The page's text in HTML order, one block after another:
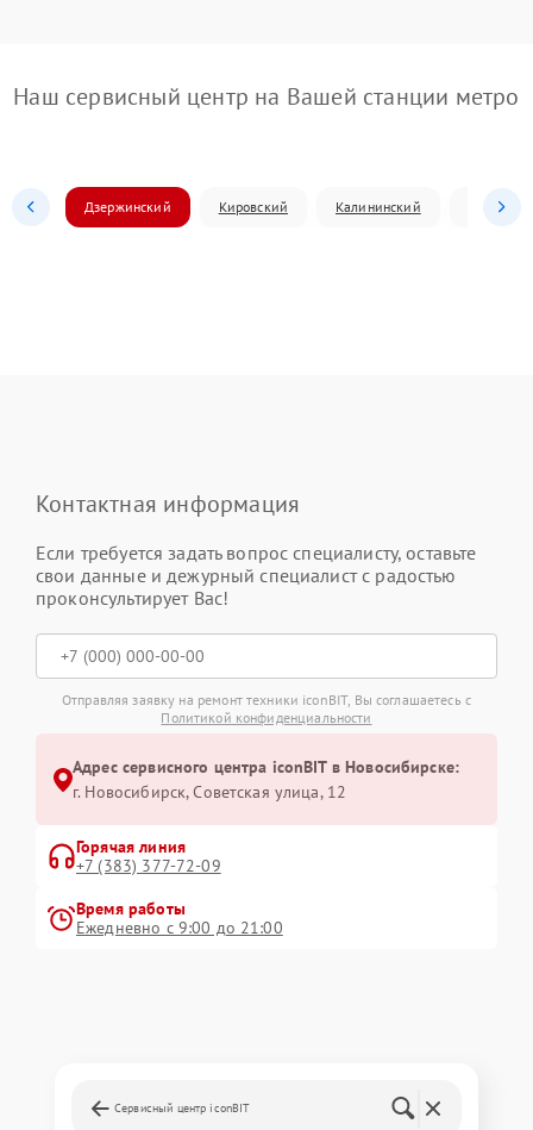
Наш сервисный центр на Вашей станции метро
Дзержинский Кировский Калининский
Контактная информация
Если требуется задать вопрос специалисту, оставьте
свои данные и дежурный специалист с радостью
проконсультирует Вас!
Отправляя заявку на ремонт техники iconBIT, Вы соглашаетесь с
Политикой конфиденциальности
Адрес сервисного центра iconBIT в Новосибирске:
г. Новосибирск, Советская улица, 12
Горячая линия
+7 (383) 377-72-09
Время работы
Ежедневно с 9:00 до 21:00
Сервисный центр iconBIT